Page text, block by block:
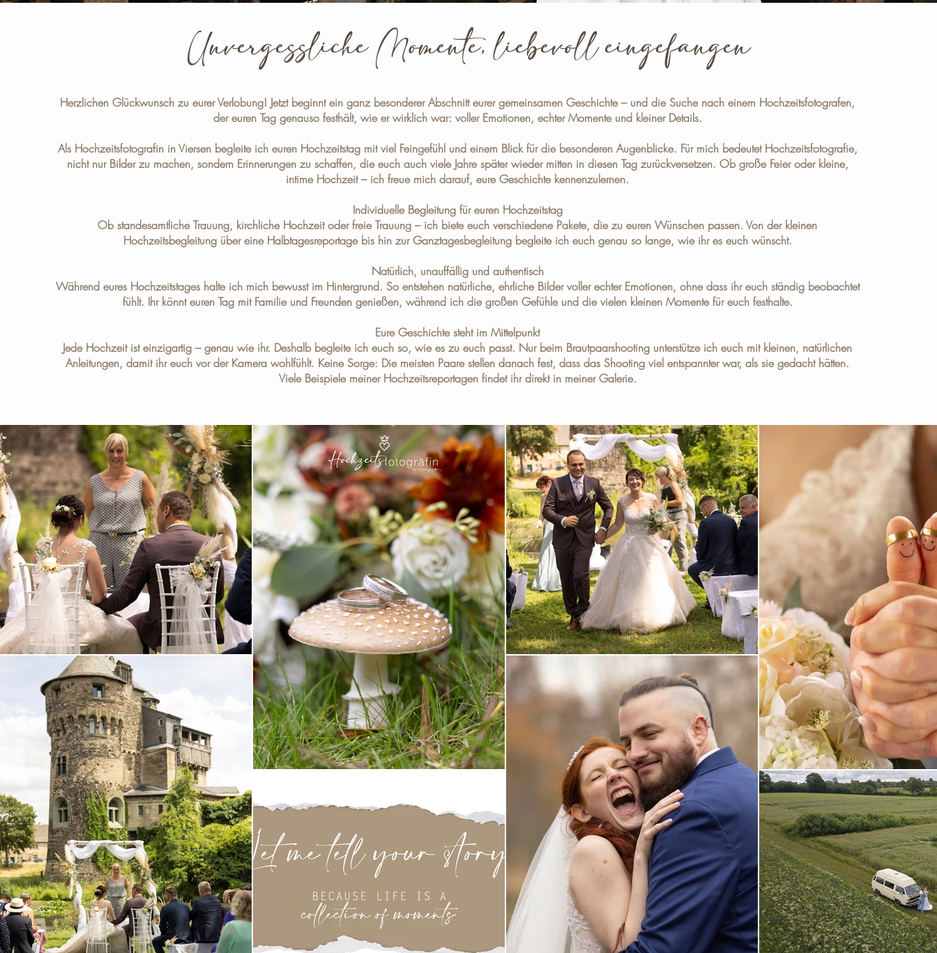
Unvergessliche Momente, liebevoll eingefangen
Herzlichen Glückwunsch zu eurer Verlobung! Jetzt beginnt ein ganz besonderer Abschnitt eurer gemeinsamen Geschichte – und die Suche nach einem Hochzeitsfotografen,
der euren Tag genauso festhält, wie er wirklich war: voller Emotionen, echter Momente und kleiner Details.
Als Hochzeitsfotografin in Viersenbegleite ich euren Hochzeitstag mit viel Feingefühl und einem Blick für die besonderen Augenblicke. Für mich bedeutet Hochzeitsfotografie,
nicht nur Bilder zu machen, sondern Erinnerungen zu schaffen, die euch auch viele Jahre später wieder mitten in diesen Tag zurückversetzen. Ob große Feier oder kleine,
intime Hochzeit – ich freue mich darauf, eure Geschichte kennenzulernen.
Individuelle Begleitung für euren Hochzeitstag
Ob standesamtliche Trauung, kirchliche Hochzeit oder freie Trauung – ich biete euch verschiedene Pakete, die zu euren Wünschen passen. Von der kleinen
Hochzeitsbegleitung über eine Halbtagesreportage bis hin zur Ganztagesbegleitung begleite ich euch genau so lange, wie ihr es euch wünscht.
Natürlich, unauffällig und authentisch
Während eures Hochzeitstages halte ich mich bewusst im Hintergrund. So entstehen natürliche, ehrliche Bilder voller echter Emotionen, ohne dass ihr euch ständig beobachtet
fühlt. Ihr könnt euren Tag mit Familie und Freunden genießen, während ich die großen Gefühle und die vielen kleinen Momente für euch festhalte.
Eure Geschichte steht im Mittelpunkt
Jede Hochzeit ist einzigartig – genau wie ihr. Deshalb begleite ich euch so, wie es zu euch passt. Nur beim Brautpaarshooting unterstütze ich euch mit kleinen, natürlichen
Anleitungen, damit ihr euch vor der Kamera wohlfühlt. Keine Sorge: Die meisten Paare stellen danach fest, dass das Shooting viel entspannter war, als sie gedacht hätten.
Viele Beispiele meiner Hochzeitsreportagen findet ihr direkt in meinerGalerie.